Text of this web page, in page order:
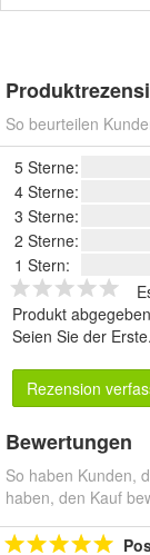
So beurteilen
5 Sterne:
4 Sterne:
3 Sterne:
2 Sterne:
1 Stern:
Produkt
Seien Sie der Erste.
Rezension
Bewertungen
So haben Kunden,
haben, den Kauf